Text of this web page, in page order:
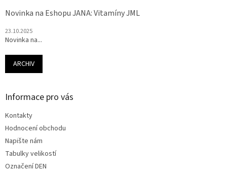
Novinka na Eshopu JANA: Vitamíny JML
23.10.2025
Novinka na...
ARCHIV
Informace pro vás
Kontakty
Hodnocení obchodu
Napište nám
Tabulky velikostí
Označení DEN